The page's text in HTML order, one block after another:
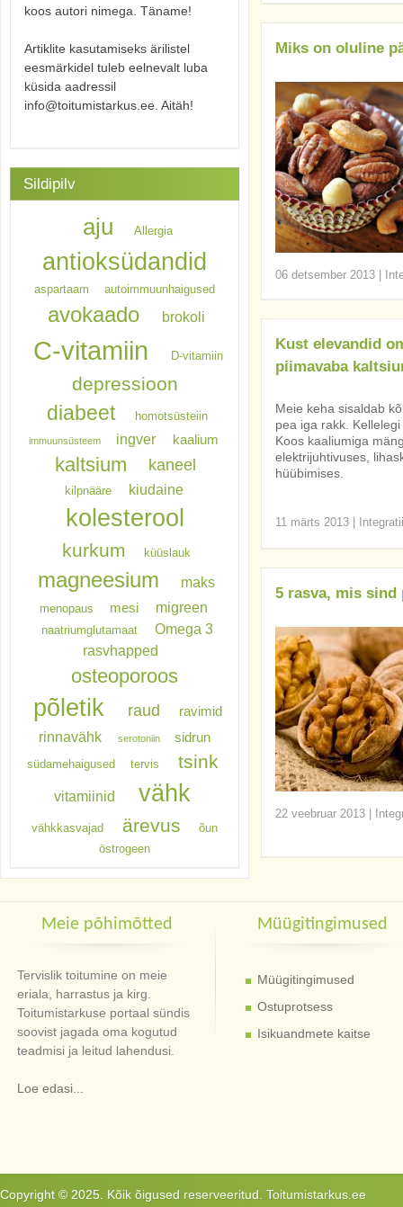
Miks on oluline
06 detsember 2013
Kust elevandid
piimavaba
Meie keha sisaldab
pea iga rakk.
Koos kaaliumiga
elektrijuhtivuses,
hüübimises.
11 märts 2013
5 rasva, mis sind
22 veebruar 2013
koos autori nimega. Täname!
Artiklite kasutamiseks ärilistel
eesmärkidel tuleb eelnevalt luba
küsida aadressil
info@toitumistarkus.ee. Aitäh!
Sildipilv
aju Allergia
antioksüdandid
aspartaam autoimmuunhaigused
avokaado brokoli
C-vitamiin D-vitamiin
depressioon
diabeet homotsüsteiin
immuunsüsteem ingver kaalium
kaltsium kaneel
kilpnääre kiudaine
kolesterool
kurkum küüslauk
magneesium maks
menopaus mesi migreen
naatriumglutamaat
Omega 3
rasvhapped
osteoporoos
põletik raud ravimid
rinnavähk serotoniin sidrun
südamehaigused tervis tsink
vitamiinid vähk
vähkkasvajad ärevus
õun
östrogeen
Meie põhimõtted
Tervislik toitumine on meie
eriala, harrastus ja kirg.
Toitumistarkuse portaal sündis
soovist jagada oma kogutud
teadmisi ja leitud lahendusi.
Loe edasi...
Müügitingimused
Müügitingimused
Ostuprotsess
Isikuandmete kaitse
Copyright © 2025. Kõik õigused reserveeritud. Toitumistarkus.ee